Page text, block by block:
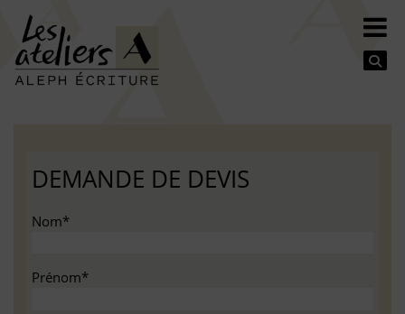
DEMANDE DE DEVIS
Nom*
Prénom*